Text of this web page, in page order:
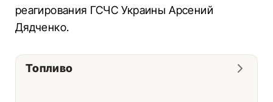
реагирования ГСЧС Украины Арсений
Дядченко.
Топливо